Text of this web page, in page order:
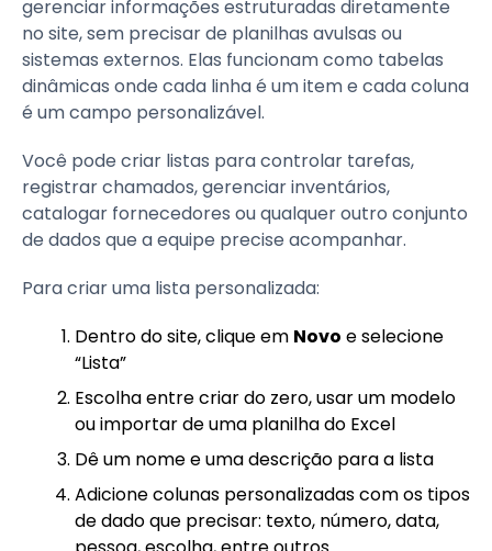
gerenciar informações estruturadas diretamente
no site, sem precisar de planilhas avulsas ou
sistemas externos. Elas funcionam como tabelas
dinâmicas onde cada linha é um item e cada coluna
é um campo personalizável.
Você pode criar listas para controlar tarefas,
registrar chamados, gerenciar inventários,
catalogar fornecedores ou qualquer outro conjunto
de dados que a equipe precise acompanhar.
Para criar uma lista personalizada:
Dentro do site, clique em Novo e selecione
“Lista”
Escolha entre criar do zero, usar um modelo
ou importar de uma planilha do Excel
Dê um nome e uma descrição para a lista
Adicione colunas personalizadas com os tipos
de dado que precisar: texto, número, data,